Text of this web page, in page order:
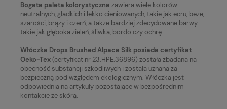
Bogata paleta kolorystyczna zawiera wiele kolorów
neutralnych, gładkich i lekko cieniowanych, takie jak ecru, beże,
szarości, brązy i czerń, a także bardziej zdecydowane barwy
takie jak głęboka zieleń, śliwka, bordo czy ochrę.
Włóczka Drops Brushed Alpaca Silk posiada certyfikat
Oeko-Tex(certyfikat nr 23.HPE.36896) została zbadana na
obecność substancji szkodliwych i została uznana za
bezpieczną pod względem ekologicznym. Włóczka jest
odpowiednia na artykuły pozostające w bezpośrednim
kontakcie ze skórą.